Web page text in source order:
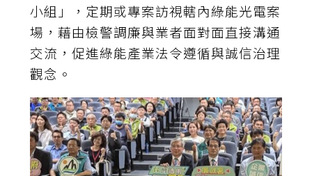
小組」，定期或專案訪視轄內綠能光電案
場，藉由檢警調廉與業者面對面直接溝通
交流，促進綠能產業法令遵循與誠信治理
觀念。